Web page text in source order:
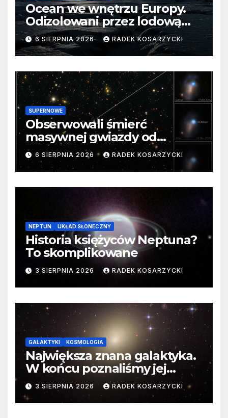
Ocean we wnętrzu Europy.
Odizolowani przez lodową
barierę
6 SIERPNIA 2026 RADEK KOSARZYCKI
SUPERNOWE
Obserwowali śmierć
masywnej gwiazdy od
samego początku. Niezwykle
cenne dane
6 SIERPNIA 2026 RADEK KOSARZYCKI
NEPTUN UKŁAD SŁONECZNY
Historia księżyców Neptuna?
To skomplikowane
3 SIERPNIA 2026 RADEK KOSARZYCKI
GALAKTYKI KOSMOLOGIA
Największa znana galaktyka.
W końcu poznaliśmy jej
faktyczne wymiary
3 SIERPNIA 2026 RADEK KOSARZYCKI